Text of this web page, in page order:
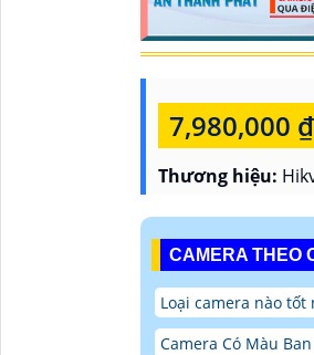
7,980,000 ₫
Thương hiệu:
CAMERA THEO
Loại camera nào tốt
Camera Có Màu